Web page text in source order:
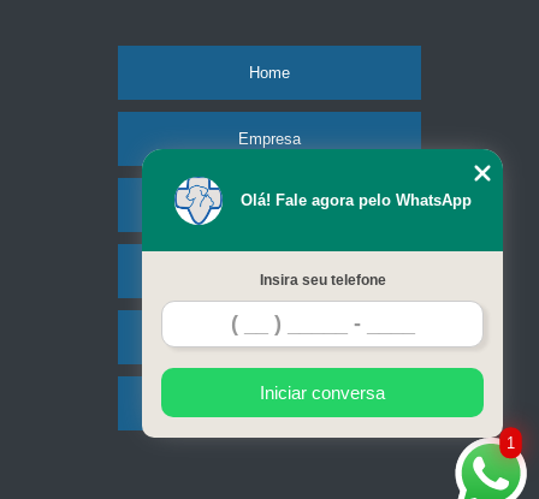
Home
Empresa
Missão
Serviços
Contato
Mapa do site
1
Olá! Fale agora pelo WhatsApp
Insira seu telefone
Iniciar conversa